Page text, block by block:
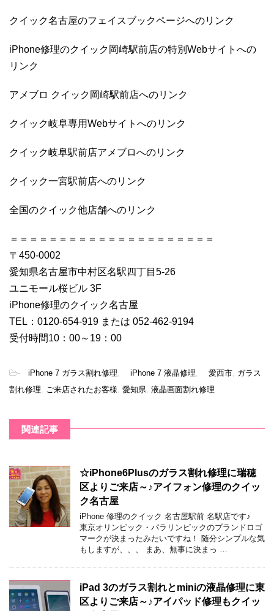
クイック名古屋のフェイスブックページへのリンク
iPhone修理のクイック岡崎駅前店の特別Webサイトへの
リンク
アメブロ クイック岡崎駅前店へのリンク
クイック岐阜専用Webサイトへのリンク
クイック岐阜駅前店アメブロへのリンク
クイック一宮駅前店へのリンク
全国のクイック他店舗へのリンク
＝＝＝＝＝＝＝＝＝＝＝＝＝＝＝＝＝＝＝＝＝
〒450-0002
愛知県名古屋市中村区名駅四丁目5-26
ユニモール桜ビル 3F
iPhone修理のクイック名古屋
TEL：0120-654-919 または 052-462-9194
受付時間10：00～19：00
- iPhone 7 ガラス割れ修理 iPhone 7 液晶修理 愛西市 ガラス
割れ修理
ご来店されたお客様 愛知県 液晶画面割れ修理
関連記事
☆iPhone6Plusのガラス割れ修理に瑞穂
区よりご来店～♪アイフォン修理のクイッ
ク名古屋
iPhone 修理のクイック 名古屋駅前 名駅店です♪
東京オリンピック・パラリンピックのブランドロゴ
マークが決まったみたいですね！ 随分シンプルな気
もしますが、、、 まあ、無事に決まっ …
iPad 3のガラス割れとminiの液晶修理に東
区よりご来店～♪アイパッド修理もクイッ